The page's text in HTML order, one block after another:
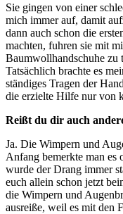
Sie gingen von einer
mich immer auf, damit
dann auch schon die
machten, fuhren sie mit
Baumwollhandschuhe zu
Tatsächlich brachte es
ständiges Tragen der
die erzielte Hilfe nur von
Reißt du dir auch
Ja. Die Wimpern und
Anfang bemerkte man es
wurde der Drang immer
euch allein schon jetzt
die Wimpern und
ausreiße, weil es mit den